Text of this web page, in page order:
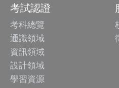
考試認證
考科總覽
通識領域
資訊領域
設計領域
學習資源